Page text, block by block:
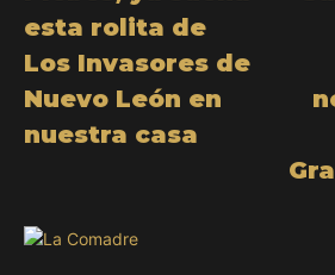
esta rolita de
Los Invasores de
Nuevo León en
nuestra casa